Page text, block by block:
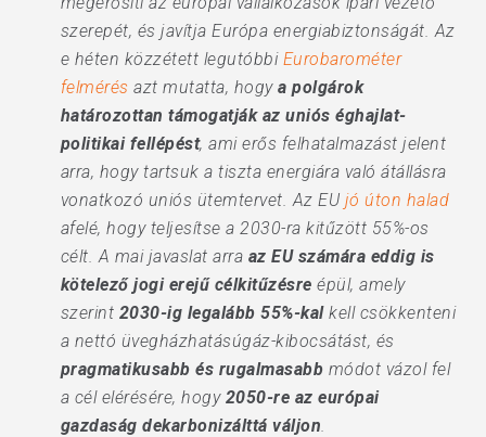
szerepét, és javítja Európa energiabiztonságát. Az
e héten közzétett legutóbbi Eurobarométer
felmérés azt mutatta, hogya polgárok
határozottan támogatják az uniós éghajlat-
politikai fellépést, ami erős felhatalmazást jelent
arra, hogy tartsuk a tiszta energiára való átállásra
vonatkozó uniós ütemtervet. Az EU jó úton halad
afelé, hogy teljesítse a 2030-ra kitűzött 55%-os
célt. A mai javaslat arra az EU számára eddig is
kötelező jogi erejű célkitűzésre épül, amely
szerint 2030-ig legalább 55%-kalkell csökkenteni
a nettó üvegházhatásúgáz-kibocsátást, és
pragmatikusabb és rugalmasabb módot vázol fel
a cél elérésére, hogy 2050-re az európai
gazdaság dekarbonizálttá váljon.